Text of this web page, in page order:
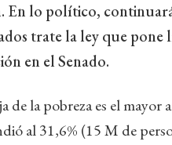
En lo político,
trate la ley que pone
en el Senado.
de la pobreza es el mayor
al 31,6% (15 M de